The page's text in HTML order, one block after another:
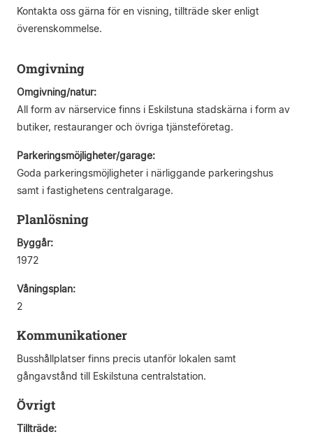
Kontakta oss gärna för en visning, tillträde sker enligt
överenskommelse.
Omgivning
Omgivning/natur:
All form av närservice finns i Eskilstuna stadskärna i form av
butiker, restauranger och övriga tjänsteföretag.
Parkeringsmöjligheter/garage:
Goda parkeringsmöjligheter i närliggande parkeringshus
samt i fastighetens centralgarage.
Planlösning
Byggår:
1972
Våningsplan:
2
Kommunikationer
Busshållplatser finns precis utanför lokalen samt
gångavstånd till Eskilstuna centralstation.
Övrigt
Tillträde: